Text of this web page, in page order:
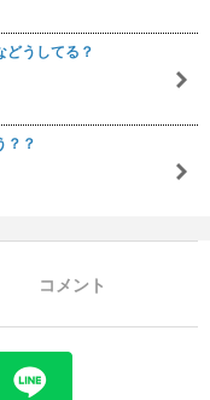
どうしてる？
？？
コメント